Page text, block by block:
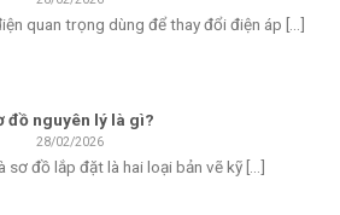
quan trọng dùng để thay đổi điện áp [...]
đồ nguyên lý là gì?
28/02/2026
sơ đồ lắp đặt là hai loại bản vẽ kỹ [...]